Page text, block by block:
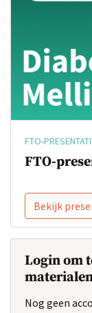
FTO-
FTO-
Bekijk
Login om
Nog geen